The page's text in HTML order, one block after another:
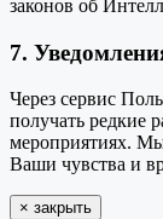
законов об
7.
Через сервис
получать редкие
мероприятиях.
Ваши чувства и
× закрыть